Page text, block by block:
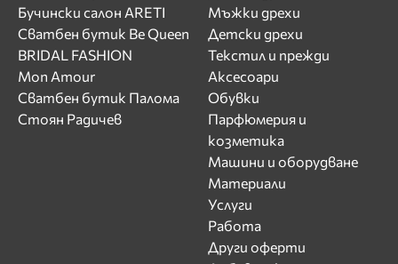
Бучински салон ARETI
Сватбен бутик Be Queen
BRIDAL FASHION
Mon Amour
Сватбен бутик Палома
Стоян Радичев
Мъжки дрехи
Детски дрехи
Текстил и прежди
Аксесоари
Обувки
Парфюмерия и
козметика
Машини и оборудване
Материали
Услуги
Работа
Други оферти